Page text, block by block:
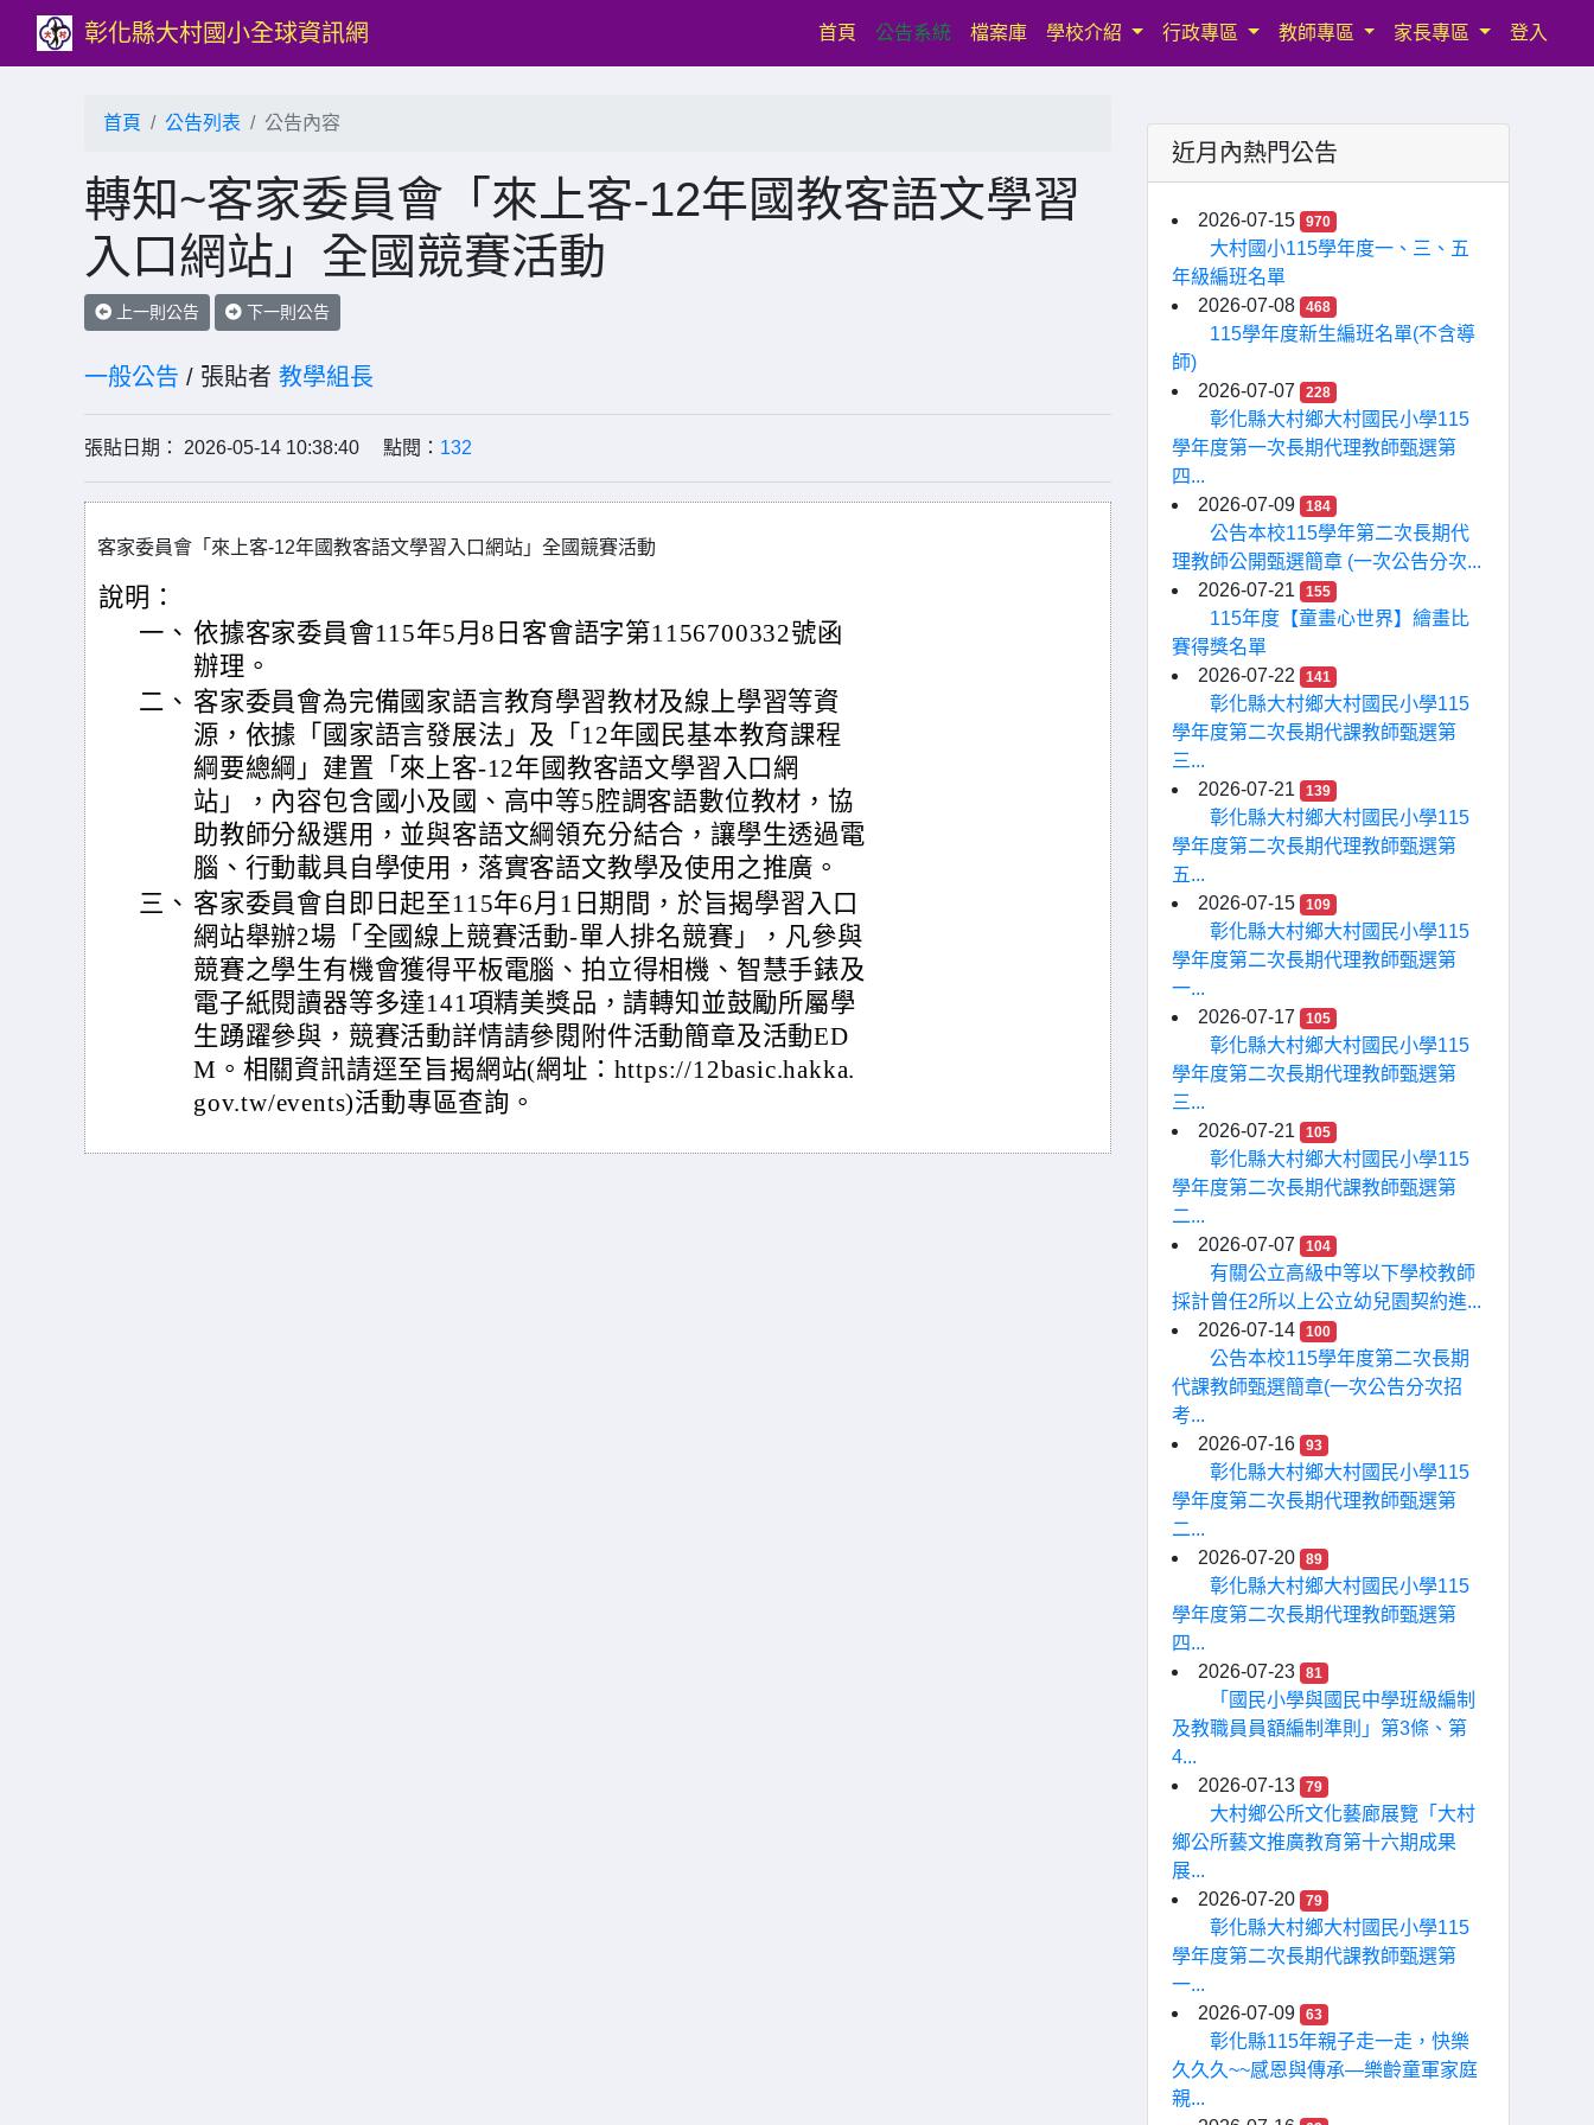
彰化縣大村國小全球資訊網 首頁 (current)
公告系統 檔案庫 學校介紹 行政專區 教師專區 家長專區 登入
首頁 公告列表 公告內容
轉知~客家委員會「來上客-12年國教客語文學習
入口網站」全國競賽活動
上一則公告 下一則公告
一般公告 / 張貼者 教學組長
張貼日期： 2026-05-14 10:38:40 點閱： 132
客家委員會「來上客-12年國教客語文學習入口網站」全國競賽活動
說明：
一、 依據客家委員會115年5月8日客會語字第1156700332號函
辦理。
二、 客家委員會為完備國家語言教育學習教材及線上學習等資
源，依據「國家語言發展法」及「12年國民基本教育課程
綱要總綱」建置「來上客-12年國教客語文學習入口網
站」，內容包含國小及國、高中等5腔調客語數位教材，協
助教師分級選用，並與客語文綱領充分結合，讓學生透過電
腦、行動載具自學使用，落實客語文教學及使用之推廣。
三、 客家委員會自即日起至115年6月1日期間，於旨揭學習入口
網站舉辦2場「全國線上競賽活動-單人排名競賽」，凡參與
競賽之學生有機會獲得平板電腦、拍立得相機、智慧手錶及
電子紙閱讀器等多達141項精美獎品，請轉知並鼓勵所屬學
生踴躍參與，競賽活動詳情請參閱附件活動簡章及活動ED
M。相關資訊請逕至旨揭網站(網址：https://12basic.hakka.
gov.tw/events)活動專區查詢。
近月內熱門公告
2026-07-15 970
大村國小115學年度一、三、五
年級編班名單
2026-07-08
468
115學年度新生編班名單(不含導
師)
2026-07-07
228
彰化縣大村鄉大村國民小學115
學年度第一次長期代理教師甄選第
四...
2026-07-09
184
公告本校115學年第二次長期代
理教師公開甄選簡章 (一次公告分次...
2026-07-21
155
115年度【童畫心世界】繪畫比
賽得獎名單
2026-07-22
141
彰化縣大村鄉大村國民小學115
學年度第二次長期代課教師甄選第
三...
2026-07-21
139
彰化縣大村鄉大村國民小學115
學年度第二次長期代理教師甄選第
五...
2026-07-15
109
彰化縣大村鄉大村國民小學115
學年度第二次長期代理教師甄選第
一...
2026-07-17
105
彰化縣大村鄉大村國民小學115
學年度第二次長期代理教師甄選第
三...
2026-07-21
105
彰化縣大村鄉大村國民小學115
學年度第二次長期代課教師甄選第
二...
2026-07-07
104
有關公立高級中等以下學校教師
採計曾任2所以上公立幼兒園契約進...
2026-07-14
100
公告本校115學年度第二次長期
代課教師甄選簡章(一次公告分次招
考...
2026-07-16
93
彰化縣大村鄉大村國民小學115
學年度第二次長期代理教師甄選第
二...
2026-07-20
89
彰化縣大村鄉大村國民小學115
學年度第二次長期代理教師甄選第
四...
2026-07-23
81
「國民小學與國民中學班級編制
及教職員員額編制準則」第3條、第
4...
2026-07-13
79
大村鄉公所文化藝廊展覽「大村
鄉公所藝文推廣教育第十六期成果
展...
2026-07-20
79
彰化縣大村鄉大村國民小學115
學年度第二次長期代課教師甄選第
一...
2026-07-09
63
彰化縣115年親子走一走，快樂
久久久~~感恩與傳承—樂齡童軍家庭
親...